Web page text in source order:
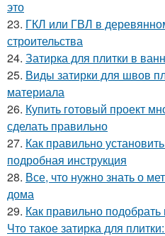
это
23. ГКЛ или ГВЛ в
строительства
24. Затирка для плитки в
25. Виды затирки для швов
материала
26. Купить готовый проект
сделать правильно
27. Как правильно
подробная инструкция
28. Все, что нужно знать о
дома
29. Как правильно подобрать
Что такое затирка для